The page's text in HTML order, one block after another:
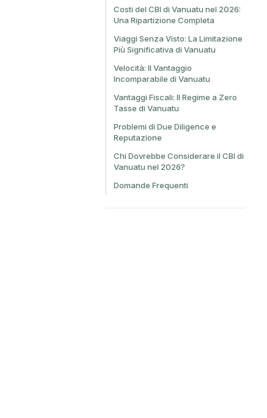
Costi del CBI di Vanuatu nel 2026:
Una Ripartizione Completa
Viaggi Senza Visto: La Limitazione
Più Significativa di Vanuatu
Velocità: Il Vantaggio
Incomparabile di Vanuatu
Vantaggi Fiscali: Il Regime a Zero
Tasse di Vanuatu
Problemi di Due Diligence e
Reputazione
Chi Dovrebbe Considerare il CBI di
Vanuatu nel 2026?
Domande Frequenti